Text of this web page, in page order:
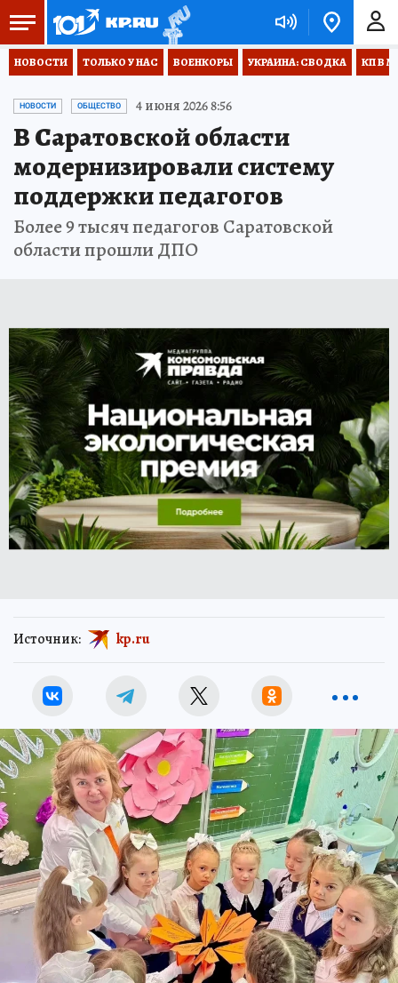
НОВОСТИ ТОЛЬКО У НАС ВОЕНКОРЫ УКРАИНА: СВОДКА КП В
НОВОСТИ ОБЩЕСТВО 4 июня 2026 8:56
В Саратовской области
модернизировали систему
поддержки педагогов
Более 9 тысяч педагогов Саратовской
области прошли ДПО
Источник: kp.ru